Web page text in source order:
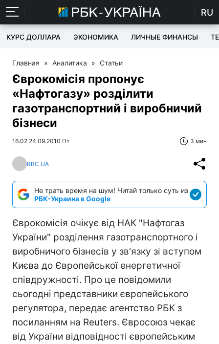
RU
КУРС ДОЛЛАРА ЭКОНОМИКА ЛИЧНЫЕ ФИНАНСЫ
Главная » Аналитика » Статьи
Єврокомісія пропонує
«Нафтогазу» розділити
газотранспортний і виробничий
бізнеси
16:02 24.09.2010 Пт 3 мин
RBC.UA
Не трать время на шум! Читай только суть из
РБК-Украина в Google
Єврокомісія очікує від НАК "Нафтогаз
України" розділення газотранспортного і
виробничого бізнесів у зв'язку зі вступом
Києва до Європейської енергетичної
співдружності. Про це повідомили
сьогодні представники європейського
регулятора, передає агентство РБК з
посиланням на Reuters. Євросоюз чекає
від України відповідності європейським